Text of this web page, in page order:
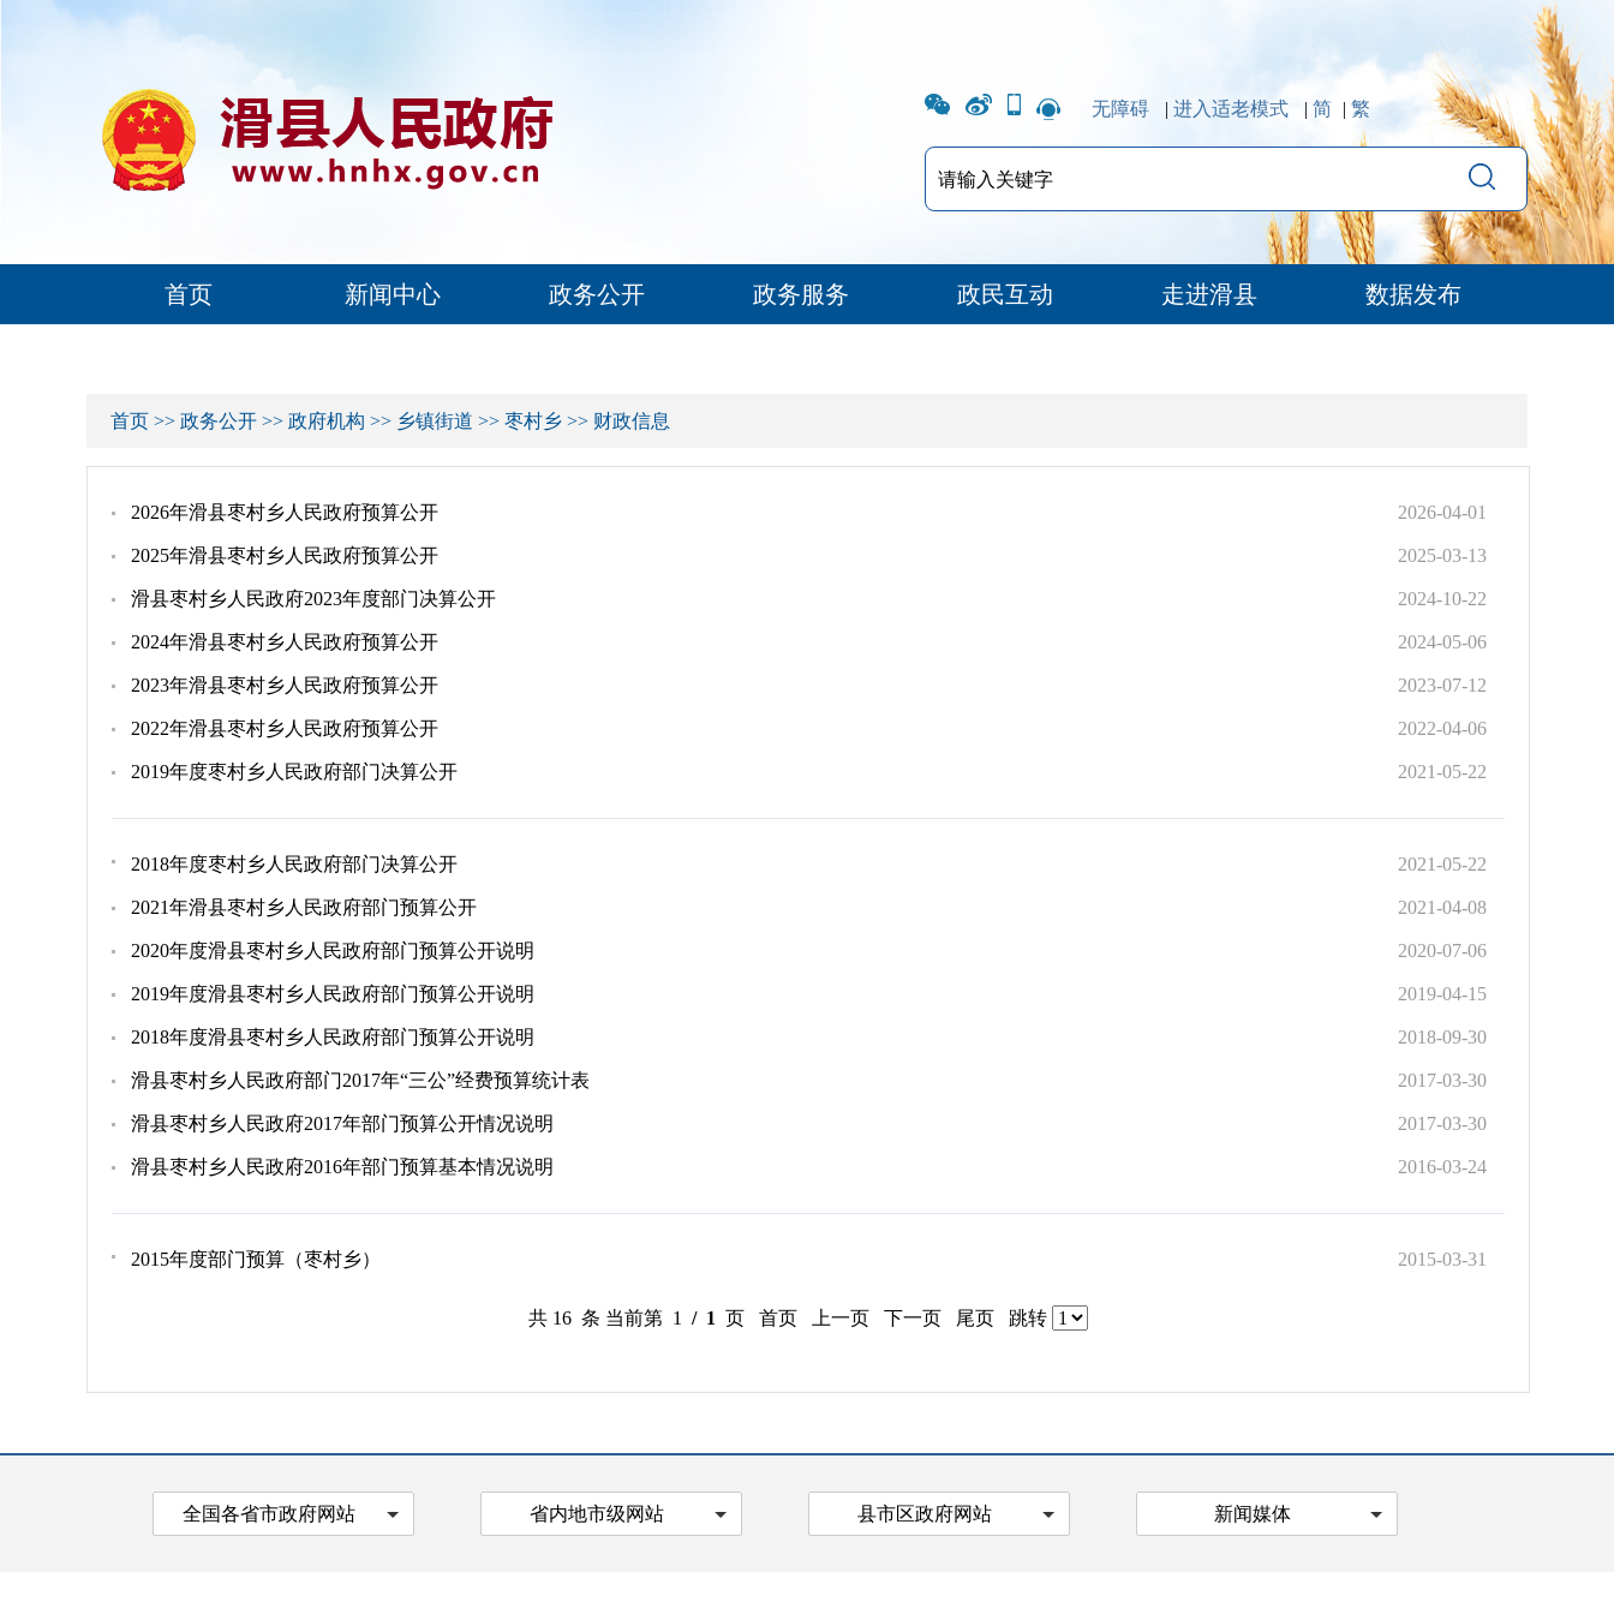
无障碍 | 进入适老模式 | 简 | 繁
首页 新闻中心 政务公开 政务服务 政民互动 走进滑县 数据发布
首页 >> 政务公开 >> 政府机构 >> 乡镇街道 >> 枣村乡 >> 财政信息
2026-04-01
2026年滑县枣村乡人民政府预算公开
2025-03-13
2025年滑县枣村乡人民政府预算公开
2024-10-22
滑县枣村乡人民政府2023年度部门决算公开
2024-05-06
2024年滑县枣村乡人民政府预算公开
2023-07-12
2023年滑县枣村乡人民政府预算公开
2022-04-06
2022年滑县枣村乡人民政府预算公开
2021-05-22
2019年度枣村乡人民政府部门决算公开
2021-05-22
2018年度枣村乡人民政府部门决算公开
2021-04-08
2021年滑县枣村乡人民政府部门预算公开
2020-07-06
2020年度滑县枣村乡人民政府部门预算公开说明
2019-04-15
2019年度滑县枣村乡人民政府部门预算公开说明
2018-09-30
2018年度滑县枣村乡人民政府部门预算公开说明
2017-03-30
滑县枣村乡人民政府部门2017年“三公”经费预算统计表
2017-03-30
滑县枣村乡人民政府2017年部门预算公开情况说明
2016-03-24
滑县枣村乡人民政府2016年部门预算基本情况说明
2015-03-31
2015年度部门预算（枣村乡）
共 16 条 当前第 1 / 1 页 首页 上一页 下一页 尾页 跳转
全国各省市政府网站 省内地市级网站 县市区政府网站 新闻媒体